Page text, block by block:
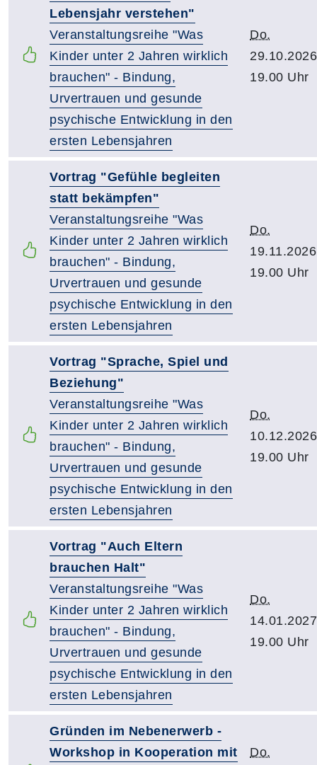
Lebensjahr verstehen"
Veranstaltungsreihe "Was
Kinder unter 2 Jahren wirklich
brauchen" - Bindung,
Urvertrauen und gesunde
psychische Entwicklung in den
ersten Lebensjahren
Do.
19.00 Uhr
Vortrag "Gefühle begleiten
statt bekämpfen"
Veranstaltungsreihe "Was
Kinder unter 2 Jahren wirklich
brauchen" - Bindung,
Urvertrauen und gesunde
psychische Entwicklung in den
ersten Lebensjahren
Do.
19.00 Uhr
Vortrag "Sprache, Spiel und
Beziehung"
Veranstaltungsreihe "Was
Kinder unter 2 Jahren wirklich
brauchen" - Bindung,
Urvertrauen und gesunde
psychische Entwicklung in den
ersten Lebensjahren
Do.
19.00 Uhr
Vortrag "Auch Eltern
brauchen Halt"
Veranstaltungsreihe "Was
Kinder unter 2 Jahren wirklich
brauchen" - Bindung,
Urvertrauen und gesunde
psychische Entwicklung in den
ersten Lebensjahren
Do.
19.00 Uhr
Gründen im Nebenerwerb -
Workshop in Kooperation mit
Do.